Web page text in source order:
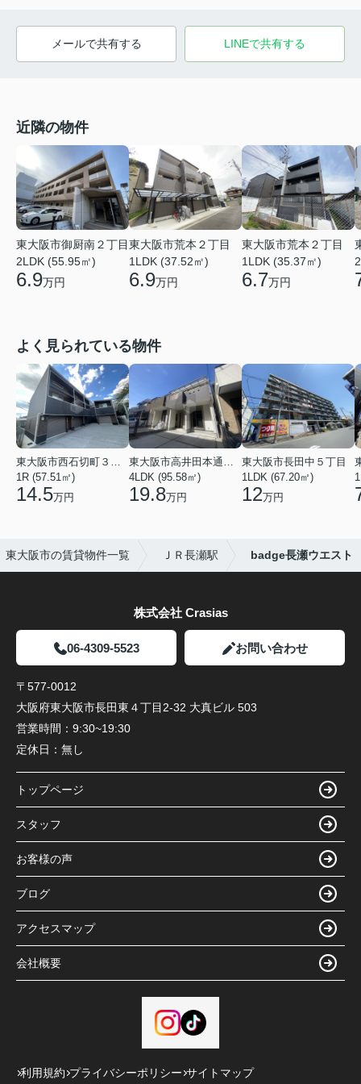
メールで共有する LINEで共有する
近隣の物件
東大阪市御厨南２丁目
2LDK (55.95㎡)
6.9万円
東大阪市荒本２丁目
1LDK (37.52㎡)
6.9万円
東大阪市荒本２丁目
1LDK (35.37㎡)
6.7万円
よく見られている物件
東大阪市西石切町３丁目
1R (57.51㎡)
14.5万円
東大阪市高井田本通２丁目
4LDK (95.58㎡)
19.8万円
東大阪市長田中５丁目
1LDK (67.20㎡)
12万円
東大阪市の賃貸物件一覧 ＪＲ長瀬駅 badge長瀬ウエスト
株式会社 Crasias
06-4309-5523 お問い合わせ
〒577-0012
大阪府東大阪市長田東４丁目2-32 大真ビル 503
営業時間： 9:30~19:30
定休日： 無し
トップページ
スタッフ
お客様の声
ブログ
アクセスマップ
会社概要
利用規約 プライバシーポリシー サイトマップ